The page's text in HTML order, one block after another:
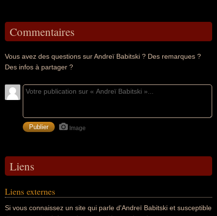
Commentaires
Vous avez des questions sur Andreï Babitski ? Des remarques ?
Des infos à partager ?
Image
Liens
Liens externes
Si vous connaissez un site qui parle d'Andreï Babitski et susceptible